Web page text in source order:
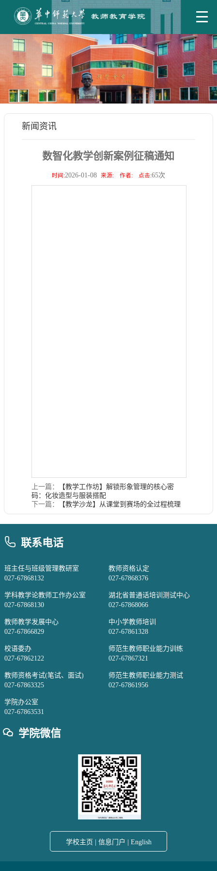
新闻资讯
数智化教学创新案例征稿通知
时间:2026-01-08 来源: 作者: 点击:65次
上一篇：
【教学工作坊】解锁形象管理的核心密
码：化妆造型与服装搭配
下一篇：
【教学沙龙】从课堂到赛场的全过程梳理
联系电话
班主任与班级管理教研室
027-67868132
教师资格认定
027-67868376
学科教学论教师工作办公室
027-67868130
湖北省普通话培训测试中心
027-67868066
教师教学发展中心
027-67866829
中小学教师培训
027-67861328
校语委办
027-67862122
师范生教师职业能力训练
027-67867321
教师资格考试(笔试、面试)
027-67863325
师范生教师职业能力测试
027-67861956
学院办公室
027-67863531
学院微信
学校主页 信息门户 English